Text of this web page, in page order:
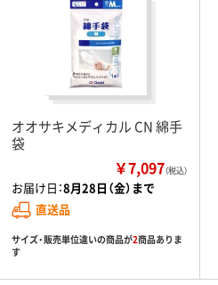
オオサキメディカル CN 綿手
袋
￥7,097（税込）
お届け日：8月28日（金）まで
直送品
サイズ・販売単位違いの商品が2商品ありま
す